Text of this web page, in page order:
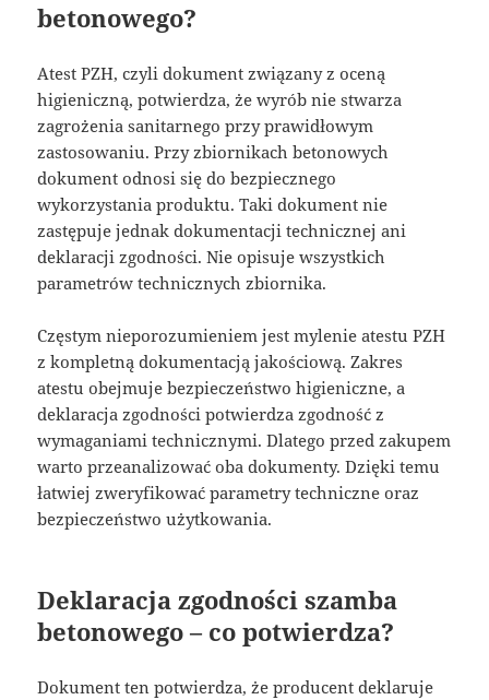
betonowego?
Atest PZH, czyli dokument związany z oceną
higieniczną, potwierdza, że wyrób nie stwarza
zagrożenia sanitarnego przy prawidłowym
zastosowaniu. Przy zbiornikach betonowych
dokument odnosi się do bezpiecznego
wykorzystania produktu. Taki dokument nie
zastępuje jednak dokumentacji technicznej ani
deklaracji zgodności. Nie opisuje wszystkich
parametrów technicznych zbiornika.
Częstym nieporozumieniem jest mylenie atestu PZH
z kompletną dokumentacją jakościową. Zakres
atestu obejmuje bezpieczeństwo higieniczne, a
deklaracja zgodności potwierdza zgodność z
wymaganiami technicznymi. Dlatego przed zakupem
warto przeanalizować oba dokumenty. Dzięki temu
łatwiej zweryfikować parametry techniczne oraz
bezpieczeństwo użytkowania.
Deklaracja zgodności szamba
betonowego – co potwierdza?
Dokument ten potwierdza, że producent deklaruje